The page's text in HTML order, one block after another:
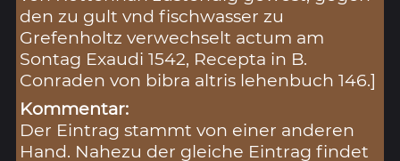
den zu gult vnd fischwasser zu
Grefenholtz verwechselt actum am
Sontag Exaudi 1542, Recepta in B.
Conraden von bibra altris lehenbuch 146.]
Kommentar:
Der Eintrag stammt von einer anderen
Hand. Nahezu der gleiche Eintrag findet